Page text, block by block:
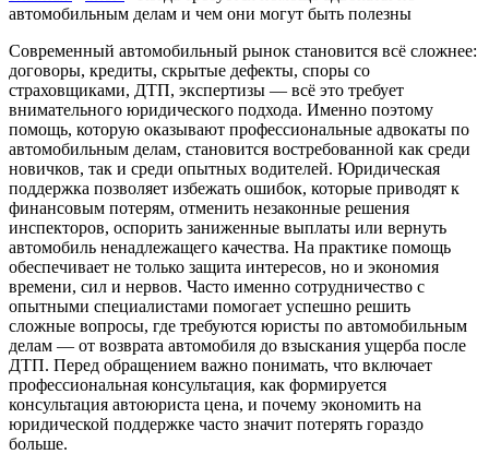
автомобильным делам и чем они могут быть полезны
Современный автомобильный рынок становится всё сложнее:
договоры, кредиты, скрытые дефекты, споры со
страховщиками, ДТП, экспертизы — всё это требует
внимательного юридического подхода. Именно поэтому
помощь, которую оказывают профессиональные адвокаты по
автомобильным делам, становится востребованной как среди
новичков, так и среди опытных водителей. Юридическая
поддержка позволяет избежать ошибок, которые приводят к
финансовым потерям, отменить незаконные решения
инспекторов, оспорить заниженные выплаты или вернуть
автомобиль ненадлежащего качества. На практике помощь
обеспечивает не только защита интересов, но и экономия
времени, сил и нервов. Часто именно сотрудничество с
опытными специалистами помогает успешно решить
сложные вопросы, где требуются юристы по автомобильным
делам — от возврата автомобиля до взыскания ущерба после
ДТП. Перед обращением важно понимать, что включает
профессиональная консультация, как формируется
консультация автоюриста цена, и почему экономить на
юридической поддержке часто значит потерять гораздо
больше.